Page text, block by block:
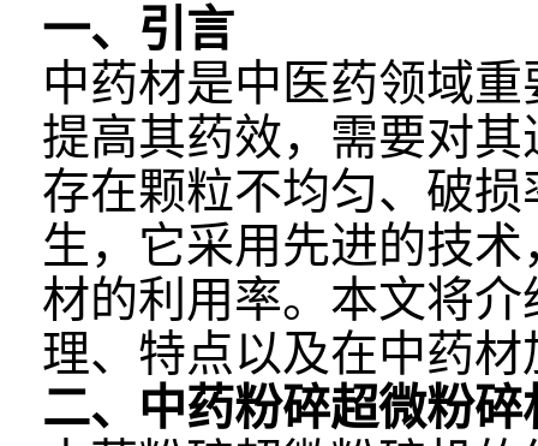
一、引言
中药材是中医药领域
提高其药效，需要对
存在颗粒不均匀、破
生，它采用先进的技
材的利用率。本文将
理、特点以及在中药
二、中药粉碎超微粉碎